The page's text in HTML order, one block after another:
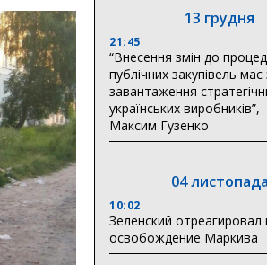
13 грудня
21:45
“Внесення змін до
публічних закупівель
завантаження
українських виробників”,
Максим Гузенко
04 листопада
10:02
Зеленский отреагировал
освобождение Маркива